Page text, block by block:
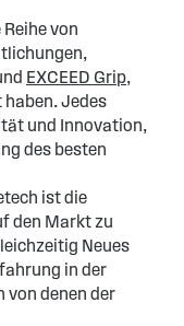
von
EXCEED Grip,
Jedes
und Innovation,
des besten
ist die
den Markt zu
Neues
in der
von denen der